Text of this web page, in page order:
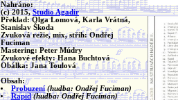
Nahráno:
(c) 2015,Studio Agadir
Překlad: Olga Lomová, Karla Vrátná,
Stanislav Škoda
Zvuková režie, mix, střih: Ondřej
Fuciman
Mastering: Peter Múdry
Zvukové efekty: Hana Buchtová
Obálka: Jana Toulová
Obsah:
Probuzení (hudba: Ondřej Fuciman)
Rapid (hudba: Ondřej Fuciman)